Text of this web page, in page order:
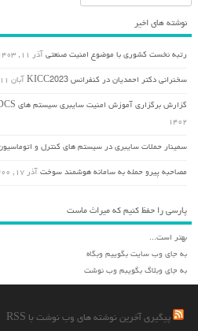
نوشته های اخیر
رتبه نخست کشوری با موضوع امنیت صنعتی آذر ۱۱, ۱۴۰۳
سخنرانی دکتر احمدیان در کنفرانس KICC2023 آبان ۱۱, ۱۴۰۳
گزارش برگزاری آموزش امنیت سایبری سیستم های DCS و PLC صنعت پتروشیمی
۱۴۰۲
سمینار حملات سایبری در سیستم های کنترل و
مصاحبه پیرو حمله به سامانه هوشمند سوخت آذر ۱۷, ۱۴۰۰
پارسی را حفظ کنیم که میراث ماست
بهتر است...
به جای وب سایت بگوییم وبگاه
به جای وبلاگ بگویبم وب نوشت
پیگیری آخرین نوشته های وب نوشت با RSS